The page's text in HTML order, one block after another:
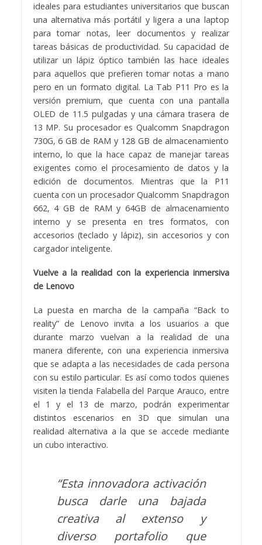
ideales para estudiantes universitarios que buscan
una alternativa más portátil y ligera a una laptop
para tomar notas, leer documentos y realizar
tareas básicas de productividad. Su capacidad de
utilizar un lápiz óptico también las hace ideales
para aquellos que prefieren tomar notas a mano
pero en un formato digital. La Tab P11 Pro es la
versión premium, que cuenta con una pantalla
OLED de 11.5 pulgadas y una cámara trasera de
13 MP. Su procesador es Qualcomm Snapdragon
730G, 6 GB de RAM y 128 GB de almacenamiento
interno, lo que la hace capaz de manejar tareas
exigentes como el procesamiento de datos y la
edición de documentos. Mientras que la P11
cuenta con un procesador Qualcomm Snapdragon
662, 4 GB de RAM y 64GB de almacenamiento
interno y se presenta en tres formatos, con
accesorios (teclado y lápiz), sin accesorios y con
cargador inteligente.
Vuelve a la realidad con la experiencia inmersiva
de Lenovo
La puesta en marcha de la campaña “Back to
reality” de Lenovo invita a los usuarios a que
durante marzo vuelvan a la realidad de una
manera diferente, con una experiencia inmersiva
que se adapta a las necesidades de cada persona
con su estilo particular. Es así como todos quienes
visiten la tienda Falabella del Parque Arauco, entre
el 1 y el 13 de marzo, podrán experimentar
distintos escenarios en 3D que simulan una
realidad alternativa a la que se accede mediante
un cubo interactivo.
“Esta innovadora activación
busca darle una bajada
creativa al extenso y
diverso portafolio que